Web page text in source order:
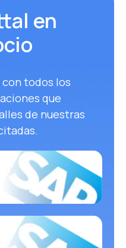
en
todos los
que
de nuestras